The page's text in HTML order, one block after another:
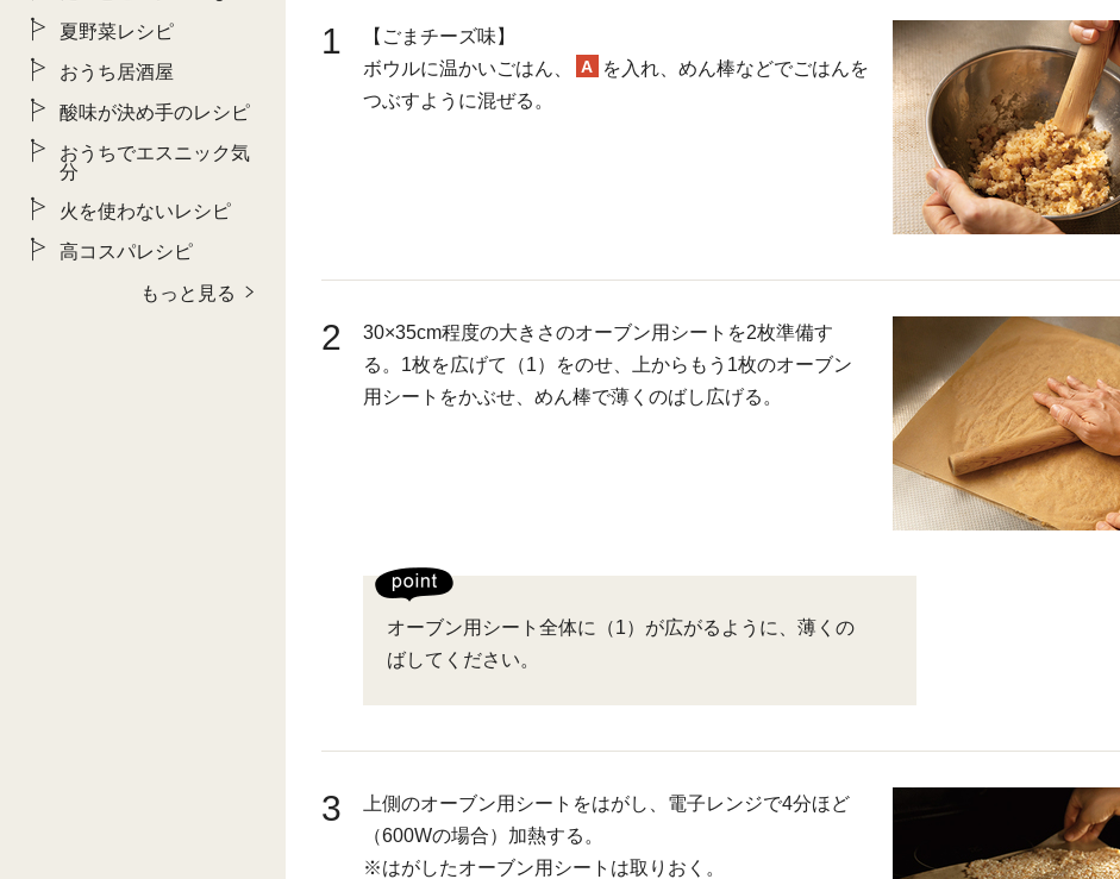
1
【ごまチーズ味】
ボウルに温かいごはん、
A
を入れ、めん棒などでごはんを
つぶすように混ぜる。
2
30×35cm程度の大きさのオーブン用シートを2枚準備す
る。1枚を広げて（1）をのせ、上からもう1枚のオーブン
用シートをかぶせ、めん棒で薄くのばし広げる。
オーブン用シート全体に（1）が広がるように、薄くの
ばしてください。
3
上側のオーブン用シートをはがし、電子レンジで4分ほど
（600Wの場合）加熱する。
※はがしたオーブン用シートは取りおく。
夏野菜レシピ
おうち居酒屋
酸味が決め手のレシピ
おうちでエスニック気
分
火を使わないレシピ
高コスパレシピ
もっと見る